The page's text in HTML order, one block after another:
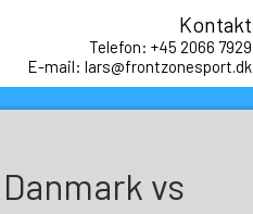
Kontakt
Telefon: +45 2066 7929
E-mail: lars@frontzonesport.dk
vs